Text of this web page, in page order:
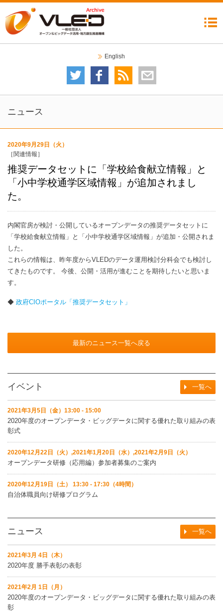
English
データガバナンス委員会
2020オープンデータシティ推進委員会
ニュース
2020年9月29日（火）
［関連情報］
推奨データセットに「学校給食献立情報」と
「小中学校通学区域情報」が追加されまし
た。
内閣官房が検討・公開しているオープンデータの推奨データセットに
「学校給食献立情報」と「小中学校通学区域情報」が追加・公開されま
した。
これらの情報は、昨年度からVLEDのデータ運用検討分科会でも検討し
てきたものです。 今後、公開・活用が進むことを期待したいと思いま
す。
◆ 政府CIOポータル「推奨データセット」
最新のニュース一覧へ戻る
イベント 一覧へ
2021年3月5日（金）13:00 - 15:00
2020年度のオープンデータ・ビッグデータに関する優れた取り組みの表
彰式
2020年12月22日（火）,2021年1月20日（水）,2021年2月9日（火）
オープンデータ研修（応用編）参加者募集のご案内
2020年12月19日（土） 13:30 - 17:30（4時間）
自治体職員向け研修プログラム
ニュース 一覧へ
2021年3月 4日（木）
2020年度 勝手表彰の表彰
2021年2月 1日（月）
2020年度のオープンデータ・ビッグデータに関する優れた取り組みの表
彰